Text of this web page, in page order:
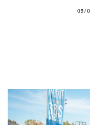
05/